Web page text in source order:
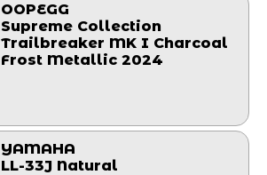
OOPEGG
Supreme Collection
Trailbreaker MK I Charcoal
Frost Metallic 2024
YAMAHA
LL-33J Natural